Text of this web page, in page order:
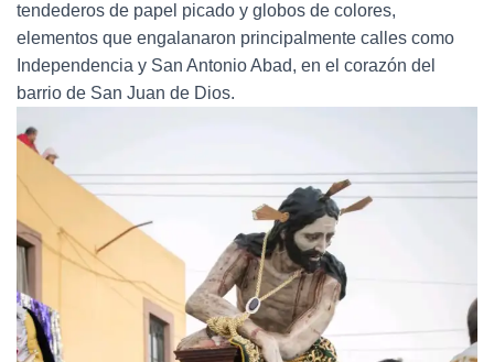
tendederos de papel picado y globos de colores,
elementos que engalanaron principalmente calles como
Independencia y San Antonio Abad, en el corazón del
barrio de San Juan de Dios.